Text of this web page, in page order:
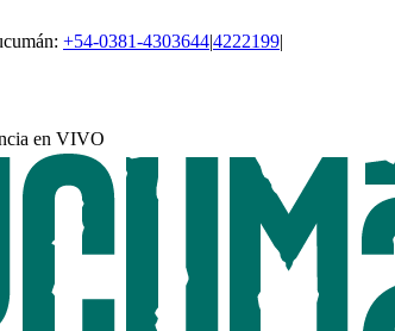
+54-0381-4303644|4222199|
en VIVO